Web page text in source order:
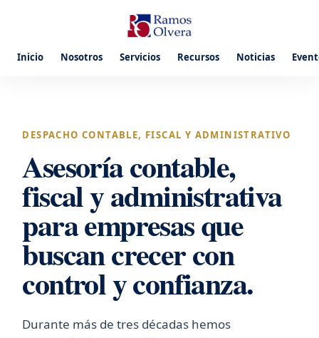
Inicio Nosotros Servicios Recursos Noticias
DESPACHO CONTABLE, FISCAL Y ADMINISTRATIVO
Asesoría contable,
fiscal y administrativa
para empresas que
buscan crecer con
control y confianza.
Durante más de tres décadas hemos